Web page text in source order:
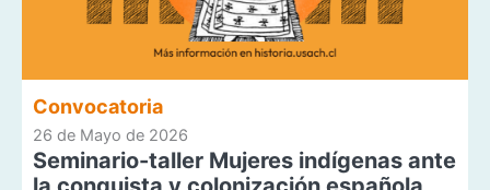
Convocatoria
26 de Mayo de 2026
Seminario-taller Mujeres indígenas ante